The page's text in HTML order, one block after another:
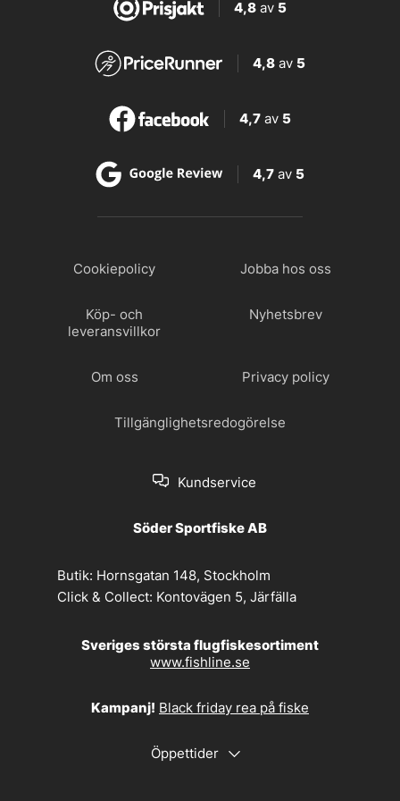
4,8av 5
4,8 av 5
4,7 av 5
4,7 av 5
Cookiepolicy Jobba hos oss
Köp- och
leveransvillkor
Nyhetsbrev
Om oss Privacy policy
Tillgänglighetsredogörelse
Kundservice
Söder Sportfiske AB
Butik: Hornsgatan 148, Stockholm
Click & Collect: Kontovägen 5, Järfälla
Sveriges största flugfiskesortiment
www.fishline.se
Kampanj! Black friday rea på fiske
Öppettider